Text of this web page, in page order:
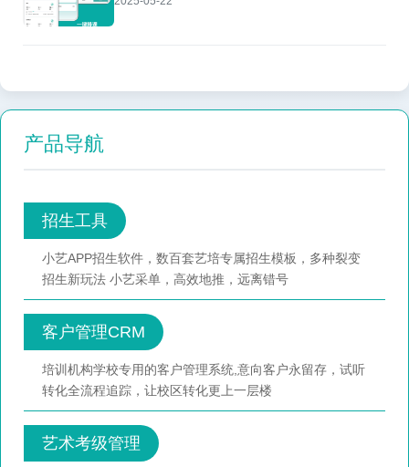
产品导航
招生工具
小艺APP招生软件，数百套艺培专属招生模板，多种裂变
招生新玩法 小艺采单，高效地推，远离错号
客户管理CRM
培训机构学校专用的客户管理系统,意向客户永留存，试听
转化全流程追踪，让校区转化更上一层楼
艺术考级管理